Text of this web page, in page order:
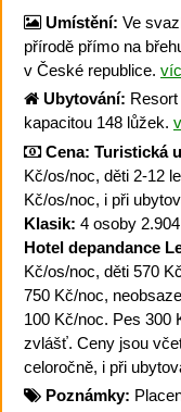
Umístění: Ve
přírodě přímo na
v České republice.
Ubytování:
kapacitou 148 lůžek.
Cena: Turistická
Kč/os/noc, děti 2-12
Kč/os/noc, i při
Klasik: 4 osoby
Hotel depandance
Kč/os/noc, děti 570
750 Kč/noc,
100 Kč/noc. Pes 300
zvlášť. Ceny jsou
celoročně, i při
Poznámky: